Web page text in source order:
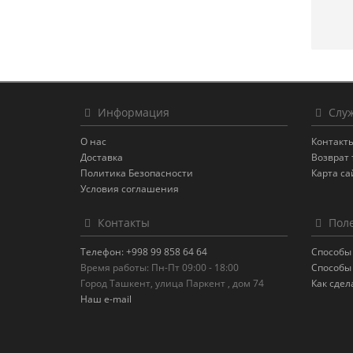
Информация
О нас
Доставка
Политика Безопасности
Условия соглашения
Возврат
Карта
Контакты
Телефон: +998 99 858 64 64
Время работы: Пн-Пт 09:00 - 18:00
Город Ташкент, улица Паркент , дом 74
Наш e-mail
Способы
Как